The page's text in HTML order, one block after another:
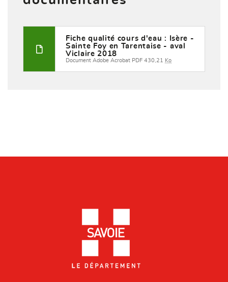
Fiche qualité cours d'eau : Isère -
Sainte Foy en Tarentaise - aval
Viclaire 2018
Document Adobe Acrobat PDF 430,21 Ko